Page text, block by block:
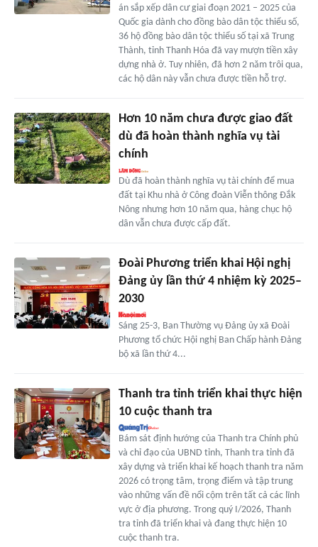
án sắp xếp dân cư giai đoạn 2021 – 2025 của
Quốc gia dành cho đồng bào dân tộc thiểu số,
36 hộ đồng bào dân tộc thiểu số tại xã Trung
Thành, tỉnh Thanh Hóa đã vay mượn tiền xây
dựng nhà ở. Tuy nhiên, đã hơn 2 năm trôi qua,
các hộ dân này vẫn chưa được tiền hỗ trợ.
Hơn 10 năm chưa được giao đất
dù đã hoàn thành nghĩa vụ tài
chính
Dù đã hoàn thành nghĩa vụ tài chính để mua
đất tại Khu nhà ở Công đoàn Viễn thông Đắk
Nông nhưng hơn 10 năm qua, hàng chục hộ
dân vẫn chưa được cấp đất.
Đoài Phương triển khai Hội nghị
Đảng ủy lần thứ 4 nhiệm kỳ 2025–
2030
Sáng 25-3, Ban Thường vụ Đảng ủy xã Đoài
Phương tổ chức Hội nghị Ban Chấp hành Đảng
bộ xã lần thứ 4...
Thanh tra tỉnh triển khai thực hiện
10 cuộc thanh tra
Bám sát định hướng của Thanh tra Chính phủ
và chỉ đạo của UBND tỉnh, Thanh tra tỉnh đã
xây dựng và triển khai kế hoạch thanh tra năm
2026 có trọng tâm, trọng điểm và tập trung
vào những vấn đề nổi cộm trên tất cả các lĩnh
vực ở địa phương. Trong quý I/2026, Thanh
tra tỉnh đã triển khai và đang thực hiện 10
cuộc thanh tra.